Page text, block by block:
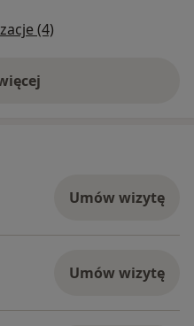
(4)
doświadczeniu
Umów wizytę
Umów wizytę